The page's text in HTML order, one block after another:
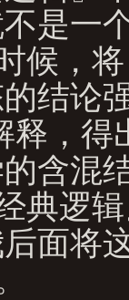
是一
候，
结论
释，得
含混
典逻
面将